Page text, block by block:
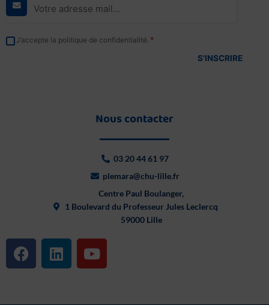
RGPD
J’accepte la politique de confidentialité. *
Nous contacter
03 20 44 61 97
plemara@chu-lille.fr
Centre Paul Boulanger,
1 Boulevard du Professeur Jules Leclercq
59000 Lille
F
a
L
i
Y
o